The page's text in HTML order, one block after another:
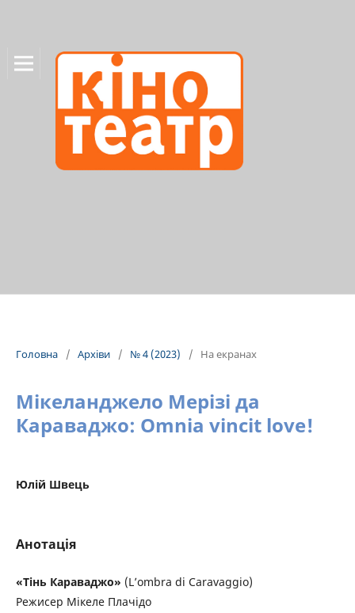
Головна / Архіви / № 4 (2023) / На екранах
Мікеланджело Мерізі да
Караваджо: Omnia vincit love!
Юлій Швець
Анотація
«Тінь Караваджо» (L’ombra di Caravaggio)
Режисер Мікеле Плачідо